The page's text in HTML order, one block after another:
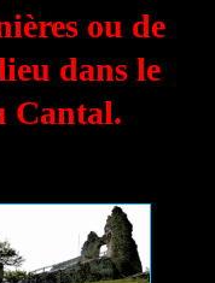
ou de
dans le
Cantal.